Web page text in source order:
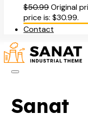
$50.99Original
price is: $30.99.
Contact
Sanat